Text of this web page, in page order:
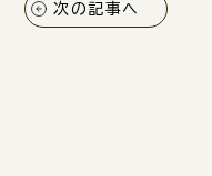
次の記事へ